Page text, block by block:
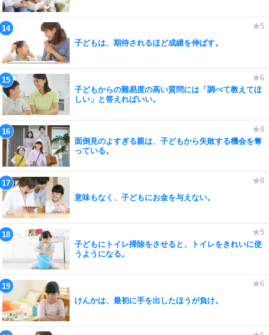
子どもは、期待されるほど成績を伸ばす。
子どもからの難易度の高い質問には「調べて教えてほ
しい」と答えればいい。
面倒見のよすぎる親は、子どもから失敗する機会を奪
っている。
意味もなく、子どもにお金を与えない。
子どもにトイレ掃除をさせると、トイレをきれいに使
うようになる。
けんかは、最初に手を出したほうが負け。